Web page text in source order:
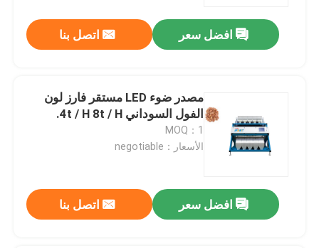
افضل سعر اتصل بنا
مصدر ضوء LED مستقر فارز لون
الفول السوداني 4t / H 8t / H.
MOQ：1
الأسعار：negotiable
افضل سعر اتصل بنا